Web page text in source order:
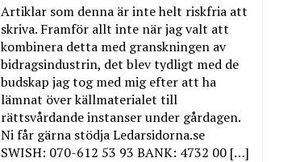
Artiklar som denna är inte helt riskfria att
skriva. Framför allt inte när jag valt att
kombinera detta med granskningen av
bidragsindustrin, det blev tydligt med de
budskap jag tog med mig efter att ha
lämnat över källmaterialet till
rättsvårdande instanser under gårdagen.
Ni får gärna stödja Ledarsidorna.se
SWISH: 070-612 53 93 BANK: 4732 00 […]